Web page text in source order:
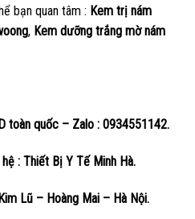
bạn quan tâm : Kem trị nám
, Kem dưỡng trắng mờ nám
toàn quốc – Zalo : 0934551142.
: Thiết Bị Y Tế Minh Hà.
Lũ – Hoàng Mai – Hà Nội.